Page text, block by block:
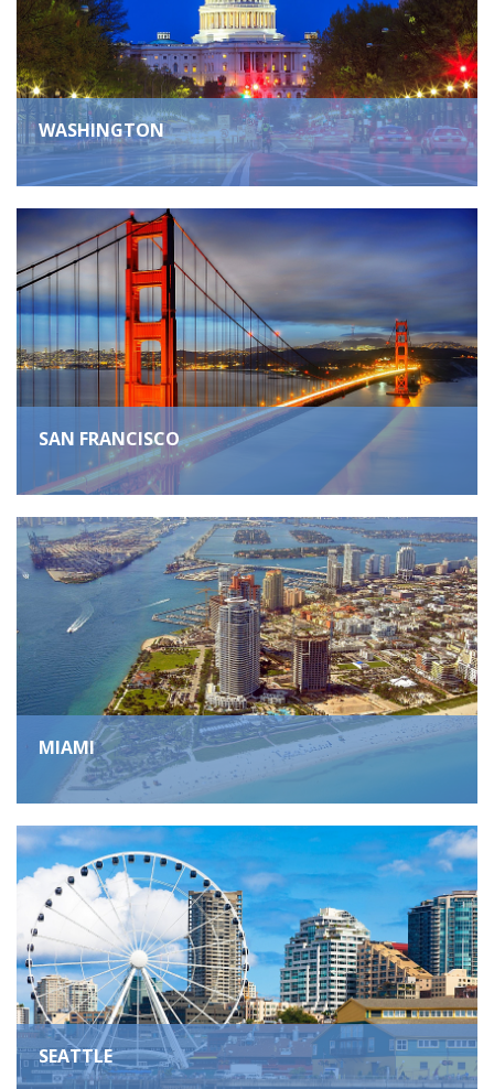
WASHINGTON
SAN FRANCISCO
MIAMI
SEATTLE